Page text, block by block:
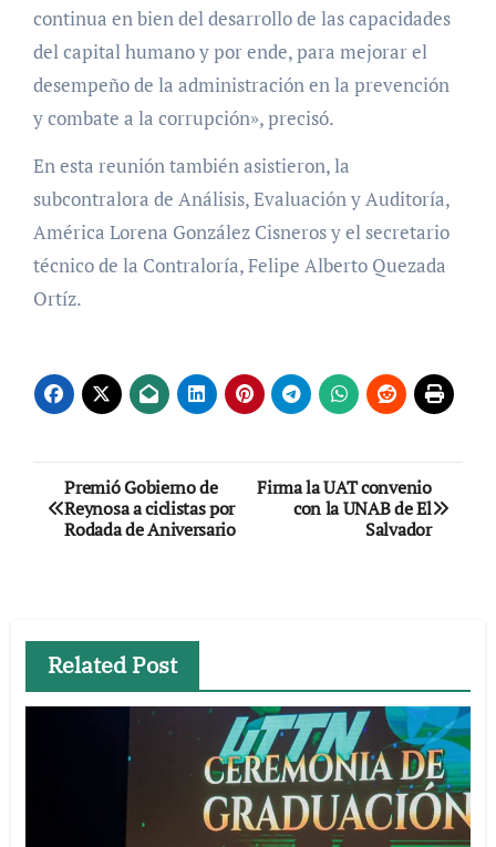
continua en bien del desarrollo de las capacidades
del capital humano y por ende, para mejorar el
desempeño de la administración en la prevención
y combate a la corrupción», precisó.
En esta reunión también asistieron, la
subcontralora de Análisis, Evaluación y Auditoría,
América Lorena González Cisneros y el secretario
técnico de la Contraloría, Felipe Alberto Quezada
Ortíz.
Navegación
de
Premió Gobierno de
Reynosa a ciclistas por
Rodada de Aniversario
Firma la UAT convenio
con la UNAB de El
Salvador
Related Post